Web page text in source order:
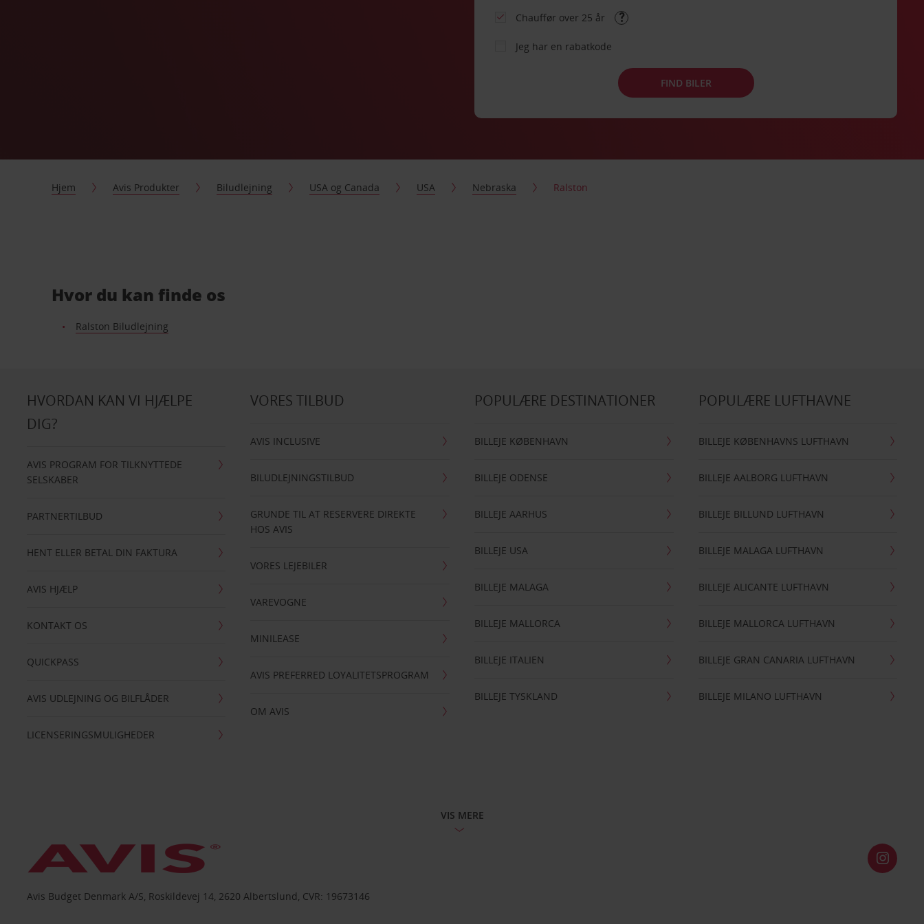
Chauffør over 25 år
Jeg har en rabatkode
FIND BILER
Hjem Avis Produkter Biludlejning USA og Canada USA Nebraska Ralston
Hvor du kan finde os
Ralston Biludlejning
HVORDAN KAN VI HJÆLPE
DIG?
AVIS PROGRAM FOR TILKNYTTEDE
SELSKABER
PARTNERTILBUD
HENT ELLER BETAL DIN FAKTURA
AVIS HJÆLP
KONTAKT OS
QUICKPASS
AVIS UDLEJNING OG BILFLÅDER
LICENSERINGSMULIGHEDER
VORES TILBUD
AVIS INCLUSIVE
BILUDLEJNINGSTILBUD
GRUNDE TIL AT RESERVERE DIREKTE
HOS AVIS
VORES LEJEBILER
VAREVOGNE
MINILEASE
AVIS PREFERRED LOYALITETSPROGRAM
OM AVIS
POPULÆRE DESTINATIONER
BILLEJE KØBENHAVN
BILLEJE ODENSE
BILLEJE AARHUS
BILLEJE USA
BILLEJE MALAGA
BILLEJE MALLORCA
BILLEJE ITALIEN
BILLEJE TYSKLAND
POPULÆRE LUFTHAVNE
BILLEJE KØBENHAVNS LUFTHAVN
BILLEJE AALBORG LUFTHAVN
BILLEJE BILLUND LUFTHAVN
BILLEJE MALAGA LUFTHAVN
BILLEJE ALICANTE LUFTHAVN
BILLEJE MALLORCA LUFTHAVN
BILLEJE GRAN CANARIA LUFTHAVN
BILLEJE MILANO LUFTHAVN
VIS MERE
Avis Budget Denmark A/S, Roskildevej 14, 2620 Albertslund, CVR: 19673146